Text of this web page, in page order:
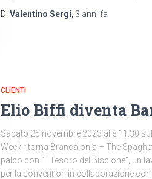
Di Valentino Sergi 3 anni fa
CLIENTI
Elio Biffi diventa
Sabato 25 novembre 2023 alle 11.30
Week ritorna Brancalonia – The
palco con “Il Tesoro del Biscione”, un
per la convention in collaborazione